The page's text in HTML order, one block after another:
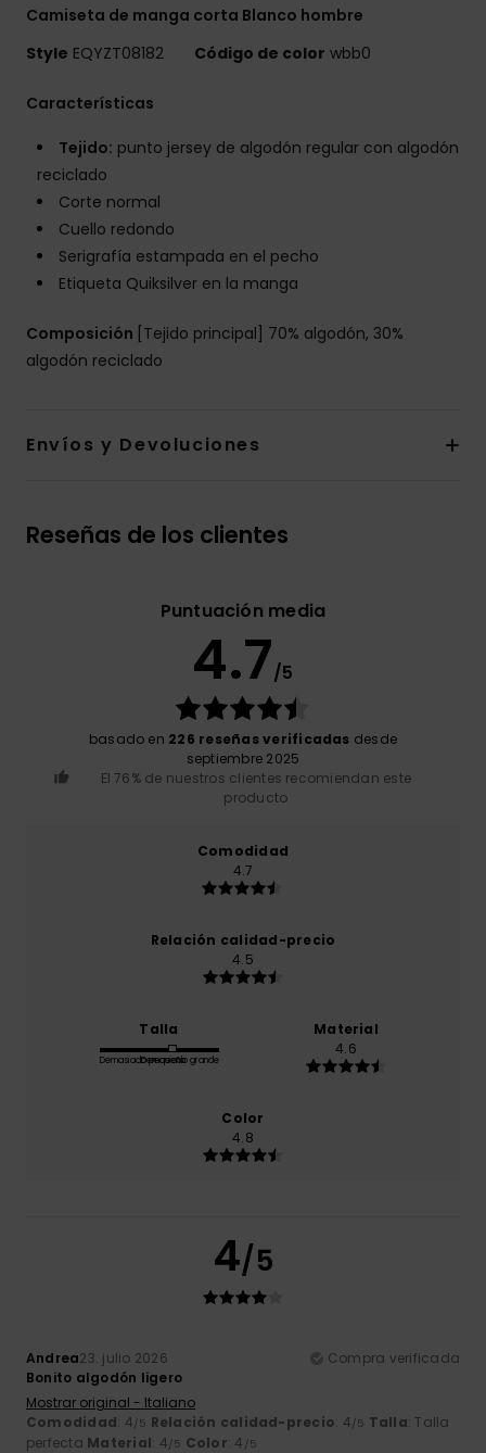
Camiseta de manga corta Blanco hombre
Style EQYZT08182 Código de color wbb0
Características
Tejido: punto jersey de algodón regular con algodón
reciclado
Corte normal
Cuello redondo
Serigrafía estampada en el pecho
Etiqueta Quiksilver en la manga
Composición [Tejido principal] 70% algodón, 30%
algodón reciclado
Envíos y Devoluciones
Reseñas de los clientes
Puntuación media
4.7/5
basado en 226 reseñas verificadas desde
septiembre 2025
El 76% de nuestros clientes recomiendan este
producto
Comodidad
4.7
Relación calidad-precio
4.5
Talla
Demasiado pequeño
Demasiado grande
Material
4.6
Color
4.8
4/5
Andrea23. julio 2026
Compra verificada
Bonito algodón ligero
Mostrar original - Italiano
Comodidad: 4/5 Relación calidad-precio: 4/5 Talla: Talla
perfecta Material: 4/5 Color: 4 /5